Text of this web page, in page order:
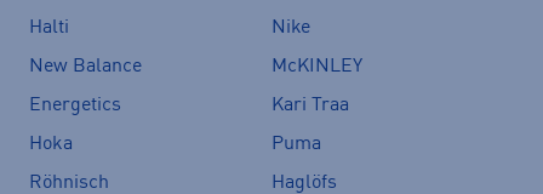
Halti
Nike
New Balance
McKINLEY
Energetics
Kari Traa
Hoka
Puma
Röhnisch
Haglöfs